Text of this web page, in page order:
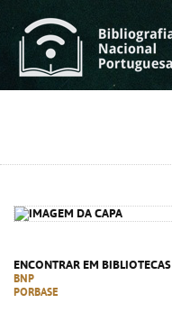
ENCONTRAR EM BIBLIOTECAS
BNP
PORBASE